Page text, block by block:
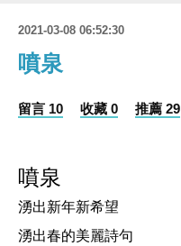
2021-03-08 06:52:30
噴泉
留言 10 收藏 0 推薦 29
噴泉
湧出新年新希望
湧出春的美麗詩句